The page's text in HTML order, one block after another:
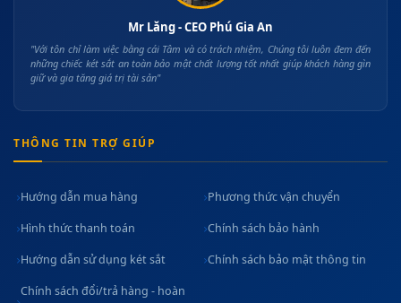
Mr Lăng - CEO Phú Gia An
"Với tôn chỉ làm việc bằng cái Tâm và có trách nhiệm, Chúng tôi luôn đem đến
những chiếc két sắt an toàn bảo mật chất lượng tốt nhất giúp khách hàng gìn
giữ và gia tăng giá trị tài sản"
THÔNG TIN TRỢ GIÚP
Hướng dẫn mua hàng Phương thức vận chuyển
Hình thức thanh toán Chính sách bảo hành
Hướng dẫn sử dụng két sắt Chính sách bảo mật thông tin
Chính sách đổi/trả hàng - hoàn